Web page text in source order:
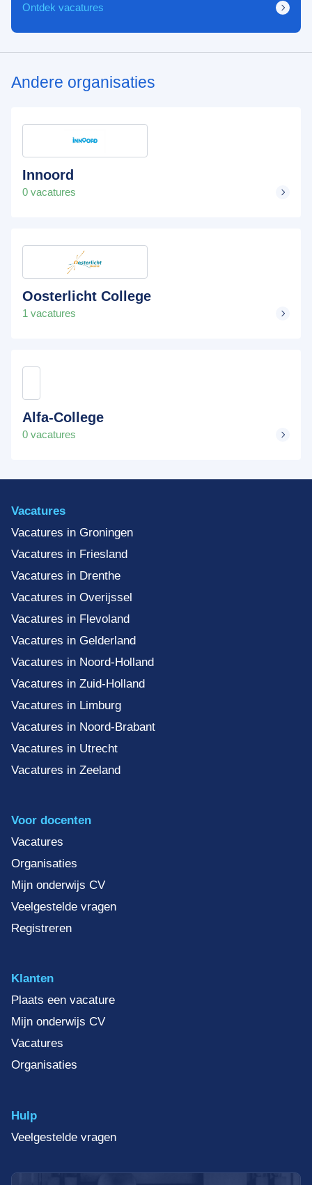
Ontdek vacatures
Andere organisaties
Innoord
0 vacatures
Oosterlicht College
1 vacatures
Alfa-College
0 vacatures
Vacatures
Vacatures in Groningen
Vacatures in Friesland
Vacatures in Drenthe
Vacatures in Overijssel
Vacatures in Flevoland
Vacatures in Gelderland
Vacatures in Noord-Holland
Vacatures in Zuid-Holland
Vacatures in Limburg
Vacatures in Noord-Brabant
Vacatures in Utrecht
Vacatures in Zeeland
Voor docenten
Vacatures
Organisaties
Mijn onderwijs CV
Veelgestelde vragen
Registreren
Klanten
Plaats een vacature
Mijn onderwijs CV
Vacatures
Organisaties
Hulp
Veelgestelde vragen